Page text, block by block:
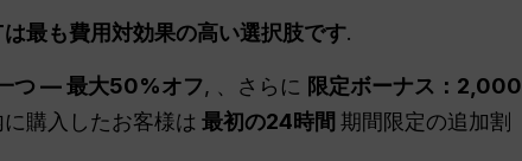
最も費用対効果の高い選択肢です.
つ ― 最大50%オフ, 、さらに 限定ボーナス：2,000
購入したお客様は 最初の24時間 期間限定の追加割